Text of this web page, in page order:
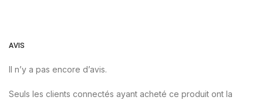
AVIS
Il n’y a pas encore d’avis.
Seuls les clients connectés ayant acheté ce produit ont la